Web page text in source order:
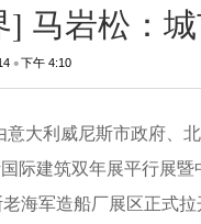
] 马岩松：
•下午 4:10
意大利威尼斯市政府、
际建筑双年展平行展
海军造船厂展区正式